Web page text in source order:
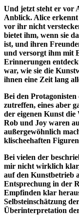
Und jetzt steht er vor
Anblick. Alice
vor ihr nicht
bietet ihm, wenn sie
ist, und ihren
und versorgt ihm mit
Erinnerungen
war, wie sie die
ihnen eine Zeit lang
Bei den Protagonisten
zutreffen, eines aber
der eigenen Kunst die
Rob und Joy waren
außergewöhnlich
klischeehaften
Bei vielen der
mir nicht wirklich
auf den Kunstbetrieb
Entsprechung in der
Empfinden klar
Selbsteinschätzung
Überinterpretation